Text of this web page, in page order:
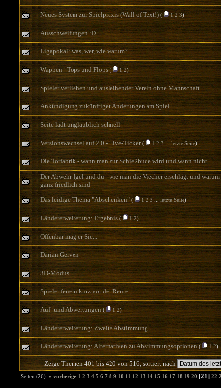
Neues System zur Spielpraxis (Wall of Text!)( 1 2 3)
Ausschweifungen :D
Ligapokal: was, wer, wie warum?
Wappen - Tops und Flops( 1 2)
Spieler verliehen und ausleihender Verein ohne Mannschaft
Ankündigung zukünftiger Änderungen am Spiel
Seite lädt unglaublich schnell
Versionswechsel auf 2.0 - Live-Ticker( 1 2 3 ...letzte Seite)
Die Torfabrik - wann man zur Schießbude wird und wann nicht
Der Abwehr-Igel und du - wie man die Viecher erschlägt und
ganz friedlich sind
Das leidige Thema "Abschenken"( 1 2 3... letzte Seite)
Ländererweiterung: Ergebnis( 1 2)
Offenbar mag er Sie...
Darian Gerven
3D-Modus
Spieler feuern kurz vor der Rente
Auf- und Abwertungen ( 1 2)
Ländererweiterung: Zweite Abstimmung
Ländererweiterung: Alternativen zu Abstimmungsoptionen( 1 2)
Zeige Themen 401 bis 420 von 516, sortiert nach
Seiten (26): « vorherige 1 2 3 4 5 6 7 8 9 10 11 12 13 14 15 16 17 18 19 20 [21] 22